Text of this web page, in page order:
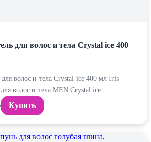
для волос и тела Crystal ice 400
волос и тела Crystal ice 400 мл Iris
волос и тела MEN Crystal ice …
Купить